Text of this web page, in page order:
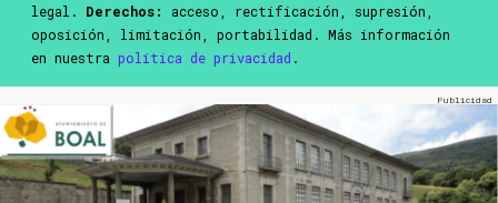
legal. Derechos:
acceso, rectificación, supresión,
oposición, limitación, portabilidad. Más información
en nuestra política de privacidad .